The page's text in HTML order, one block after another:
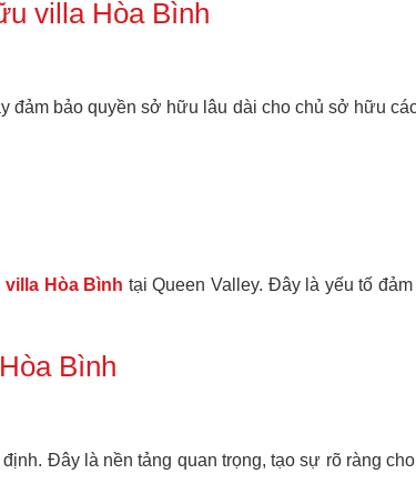
villa Hòa Bình
đảm bảo quyền sở hữu lâu dài cho chủ sở hữu
villa Hòa Bình tại Queen Valley. Đây là yếu tố
Bình
Đây là nền tảng quan trọng, tạo sự rõ ràng